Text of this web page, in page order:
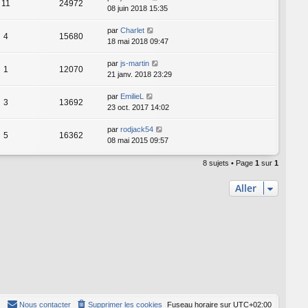
11 24972
08 juin 2018 15:35
4 15680
par Charlet
18 mai 2018 09:47
1 12070
par js-martin
21 janv. 2018 23:29
3 13692
par EmilieL
23 oct. 2017 14:02
5 16362
par rodjack54
08 mai 2015 09:57
8 sujets • Page 1 sur 1
Aller
Fuseau horaire sur UTC+02:00
Supprimer les cookies
Nous contacter